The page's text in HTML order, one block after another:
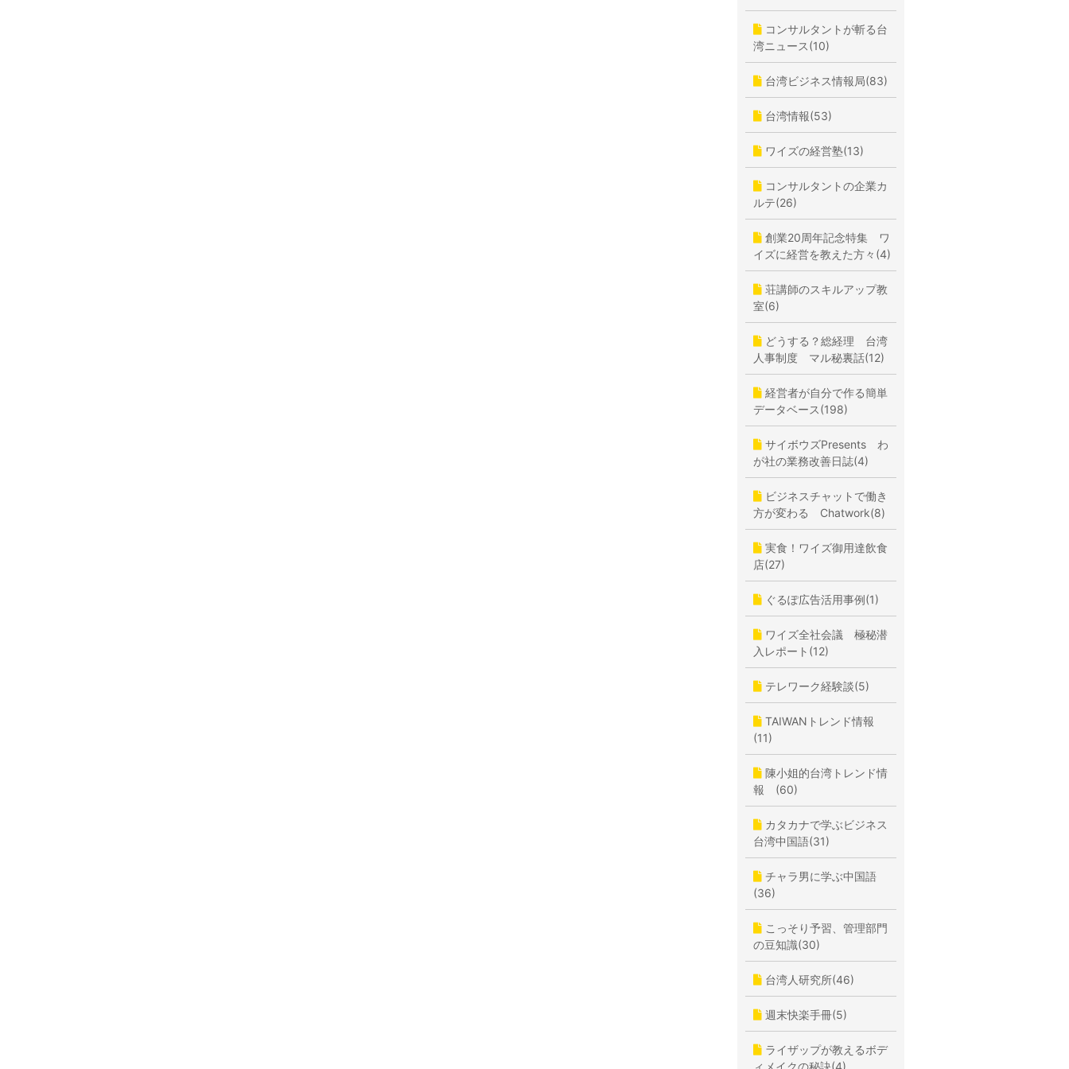
コンサルタントが斬る台
湾ニュース(10)
台湾ビジネス情報局(83)
台湾情報(53)
ワイズの経営塾(13)
コンサルタントの企業カ
ルテ(26)
創業20周年記念特集 ワ
イズに経営を教えた方々(4)
荘講師のスキルアップ教
室(6)
どうする？総経理 台湾
人事制度 マル秘裏話(12)
経営者が自分で作る簡単
データベース(198)
サイボウズPresents わ
が社の業務改善日誌(4)
ビジネスチャットで働き
方が変わる Chatwork(8)
実食！ワイズ御用達飲食
店(27)
ぐるぽ広告活用事例(1)
ワイズ全社会議 極秘潜
入レポート(12)
テレワーク経験談(5)
TAIWANトレンド情報
(11)
陳小姐的台湾トレンド情
報 (60)
カタカナで学ぶビジネス
台湾中国語(31)
チャラ男に学ぶ中国語
(36)
こっそり予習、管理部門
の豆知識(30)
台湾人研究所(46)
週末快楽手冊(5)
ライザップが教えるボデ
ィメイクの秘訣(4)